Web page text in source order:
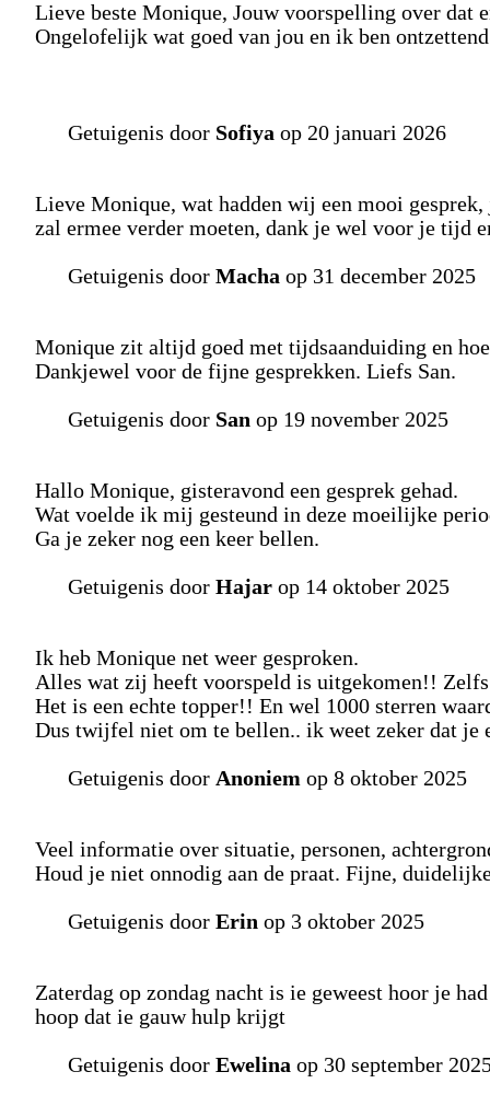
Lieve beste Monique, Jouw voorspelling over dat
Ongelofelijk wat goed van jou en ik ben
Getuigenis door Sofiya op 20 januari 2026
Lieve Monique, wat hadden wij een mooi
zal ermee verder moeten, dank je wel voor je tijd
Getuigenis door Macha op 31 december 2025
Monique zit altijd goed met tijdsaanduiding en
Dankjewel voor de fijne gesprekken. Liefs San.
Getuigenis door San op 19 november 2025
Hallo Monique, gisteravond een gesprek gehad.
Wat voelde ik mij gesteund in deze moeilijke
Ga je zeker nog een keer bellen.
Getuigenis door Hajar op 14 oktober 2025
Ik heb Monique net weer gesproken.
Alles wat zij heeft voorspeld is uitgekomen!!
Het is een echte topper!! En wel 1000 sterren
Dus twijfel niet om te bellen.. ik weet zeker dat
Getuigenis door Anoniem op 8 oktober 2025
Veel informatie over situatie, personen,
Houd je niet onnodig aan de praat. Fijne,
Getuigenis door Erin op 3 oktober 2025
Zaterdag op zondag nacht is ie geweest hoor je
hoop dat ie gauw hulp krijgt
Getuigenis door Ewelina op 30 september